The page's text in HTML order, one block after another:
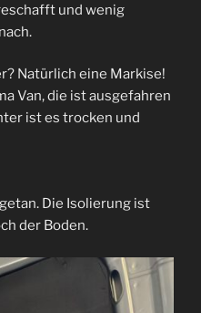
und wenig
Natürlich eine Markise!
Van, die ist ausgefahren
ist es trocken und
Die Isolierung ist
der Boden.